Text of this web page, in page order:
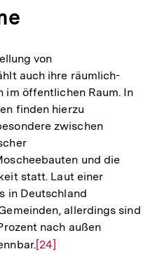
von
auch ihre räumlich-
im öffentlichen Raum. In
finden hierzu
zwischen
und die
statt. Laut einer
in Deutschland
allerdings sind
nach außen
Zur
[24]